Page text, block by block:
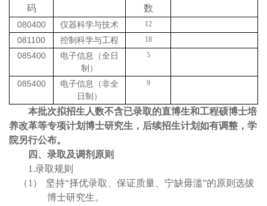
码
数
080400 仪器科学与技术 12
081100 控制科学与工程 18
085400
电子信息（全日
制）
5
085400
电子信息（非全
日制）
9
本批次拟招生人数不含已录取的直博生和工程硕博士培
养改革等专项计划博士研究生，后续招生计划如有调整，学
院另行公布。
四、录取及调剂原则
1.录取规则
（1）
坚持“择优录取、保证质量、宁缺毋滥”的原则选拔
博士研究生。